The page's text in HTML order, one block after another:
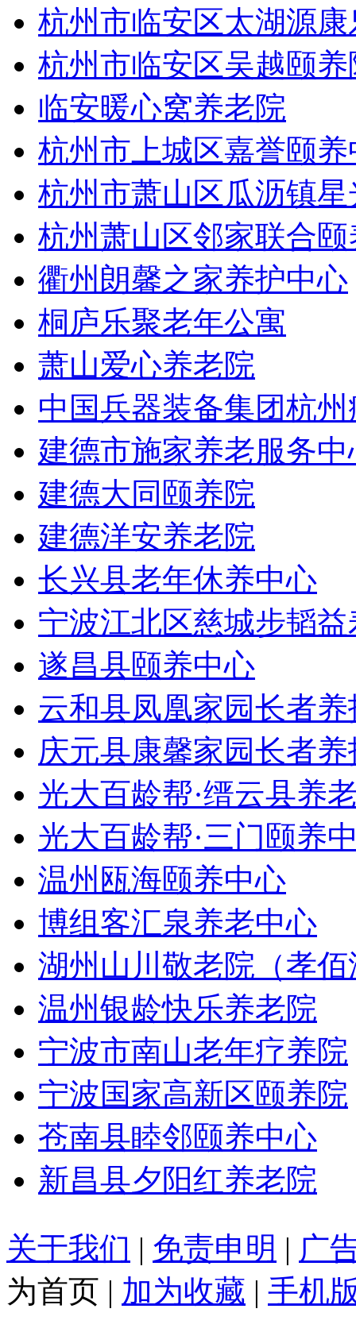
杭州市临安区太湖源
杭州市临安区吴越颐养
临安暖心窝养老院
杭州市上城区嘉誉颐养
杭州市萧山区瓜沥镇
杭州萧山区邻家联合颐
衢州朗馨之家养护中心
桐庐乐聚老年公寓
萧山爱心养老院
中国兵器装备集团杭
建德市施家养老服务中
建德大同颐养院
建德洋安养老院
长兴县老年休养中心
宁波江北区慈城步韬益
遂昌县颐养中心
云和县凤凰家园长者
庆元县康馨家园长者
光大百龄帮·缙云县养
光大百龄帮·三门颐养
温州瓯海颐养中心
博组客汇泉养老中心
湖州山川敬老院（孝
温州银龄快乐养老院
宁波市南山老年疗养院
宁波国家高新区颐养院
苍南县睦邻颐养中心
新昌县夕阳红养老院
关于我们 | 免责申明 | 广
为首页 | 加为收藏 | 手机